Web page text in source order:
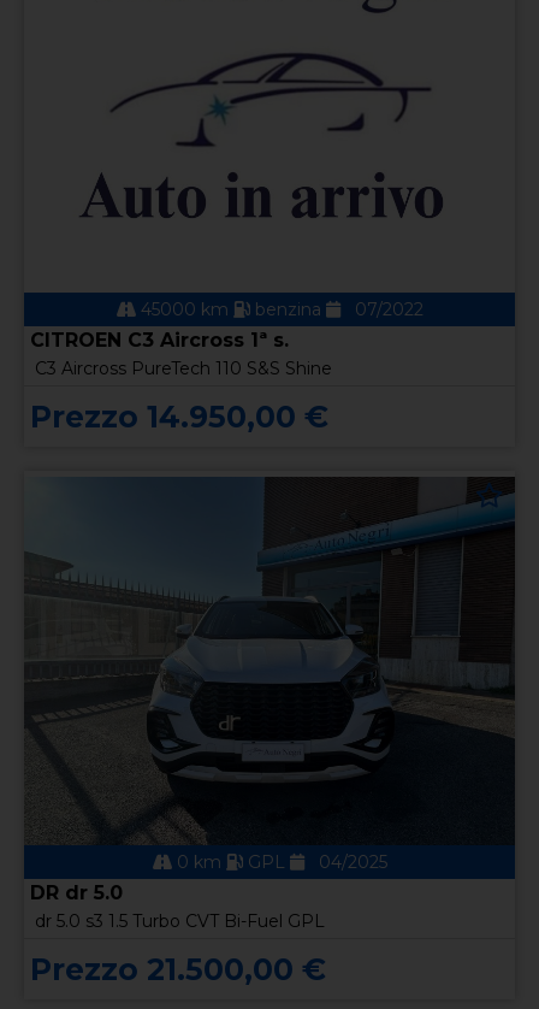
45000 km benzina 07/2022
CITROEN C3 Aircross 1ª s.
C3 Aircross PureTech 110 S&S Shine
Prezzo 14.950,00 €
0 km GPL 04/2025
DR dr 5.0
dr 5.0 s3 1.5 Turbo CVT Bi-Fuel GPL
Prezzo 21.500,00 €